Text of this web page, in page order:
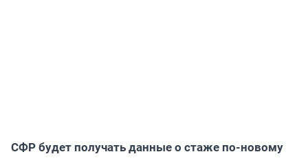
СФР будет получать данные о стаже по-новому